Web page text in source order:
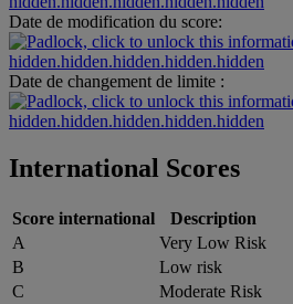
Date de modification du score:
hidden.hidden.hidden.hidden.hidden
Date de changement de limite :
hidden.hidden.hidden.hidden.hidden
International Scores
Score international
Description
A
Very Low Risk
B
Low risk
C
Moderate Risk